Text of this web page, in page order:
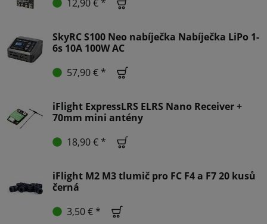
12,90 € *
SkyRC S100 Neo nabíječka Nabíječka LiPo 1-
6s 10A 100W AC
57,90 € *
iFlight ExpressLRS ELRS Nano Receiver +
70mm mini antény
18,90 € *
iFlight M2 M3 tlumič pro FC F4 a F7 20 kusů
černá
3,50 € *